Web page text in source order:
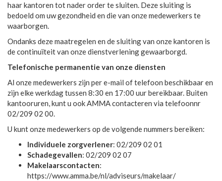
haar kantoren tot nader order te sluiten. Deze sluiting is
bedoeld om uw gezondheid en die van onze medewerkers te
waarborgen.
Ondanks deze maatregelen en de sluiting van onze kantoren is
de continuïteit van onze dienstverlening gewaarborgd.
Telefonische permanentie van onze diensten
Al onze medewerkers zijn per e-mail of telefoon beschikbaar en
zijn elke werkdag tussen 8:30 en 17:00 uur bereikbaar. Buiten
kantooruren, kunt u ook AMMA contacteren via telefoonnr
02/209 02 00.
U kunt onze medewerkers op de volgende nummers bereiken:
Individuele zorgverlener: 02/209 02 01
Schadegevallen: 02/209 02 07
Makelaarscontacten:
https://www.amma.be/nl/adviseurs/makelaar/